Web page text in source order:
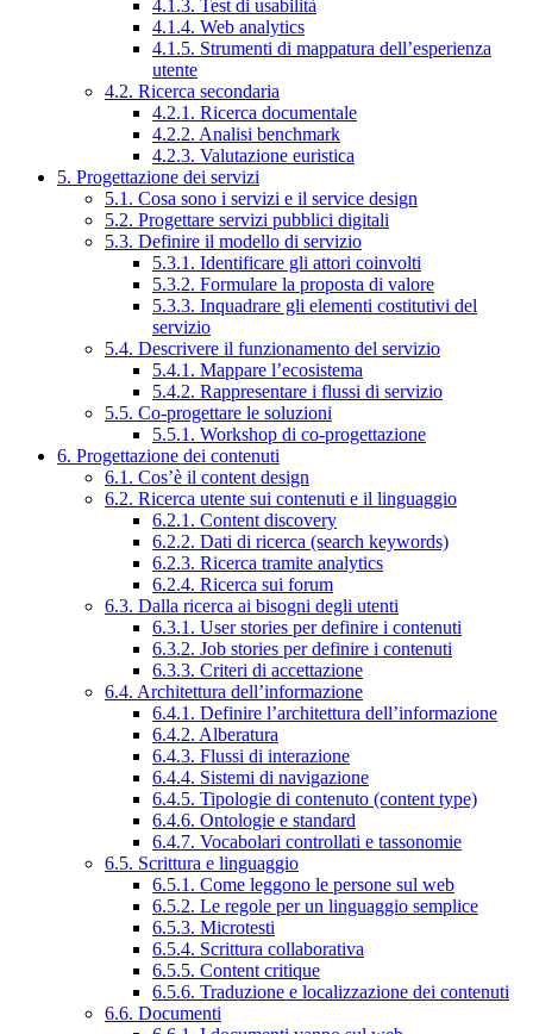
4.1.3. Test di usabilità
4.1.4. Web analytics
4.1.5. Strumenti di mappatura dell’esperienza
utente
4.2. Ricerca secondaria
4.2.1. Ricerca documentale
4.2.2. Analisi benchmark
4.2.3. Valutazione euristica
5. Progettazione dei servizi
5.1. Cosa sono i servizi e il service design
5.2. Progettare servizi pubblici digitali
5.3. Definire il modello di servizio
5.3.1. Identificare gli attori coinvolti
5.3.2. Formulare la proposta di valore
5.3.3. Inquadrare gli elementi costitutivi del
servizio
5.4. Descrivere il funzionamento del servizio
5.4.1. Mappare l’ecosistema
5.4.2. Rappresentare i flussi di servizio
5.5. Co-progettare le soluzioni
5.5.1. Workshop di co-progettazione
6. Progettazione dei contenuti
6.1. Cos’è il content design
6.2. Ricerca utente sui contenuti e il linguaggio
6.2.1. Content discovery
6.2.2. Dati di ricerca (search keywords)
6.2.3. Ricerca tramite analytics
6.2.4. Ricerca sui forum
6.3. Dalla ricerca ai bisogni degli utenti
6.3.1. User stories per definire i contenuti
6.3.2. Job stories per definire i contenuti
6.3.3. Criteri di accettazione
6.4. Architettura dell’informazione
6.4.1. Definire l’architettura dell’informazione
6.4.2. Alberatura
6.4.3. Flussi di interazione
6.4.4. Sistemi di navigazione
6.4.5. Tipologie di contenuto (content type)
6.4.6. Ontologie e standard
6.4.7. Vocabolari controllati e tassonomie
6.5. Scrittura e linguaggio
6.5.1. Come leggono le persone sul web
6.5.2. Le regole per un linguaggio semplice
6.5.3. Microtesti
6.5.4. Scrittura collaborativa
6.5.5. Content critique
6.5.6. Traduzione e localizzazione dei contenuti
6.6. Documenti